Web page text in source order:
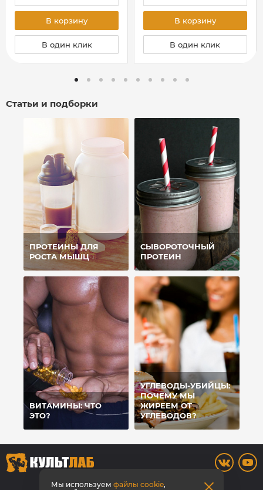
В корзину
В один клик
В корзину
В один клик
Статьи и подборки
ПРОТЕИНЫ ДЛЯ
РОСТА МЫШЦ
СЫВОРОТОЧНЫЙ
ПРОТЕИН
ВИТАМИНЫ: ЧТО
ЭТО?
УГЛЕВОДЫ-УБИЙЦЫ:
ПОЧЕМУ МЫ
ЖИРЕЕМ ОТ
УГЛЕВОДОВ?
8 800 700-42-31
Мы используемфайлы cookie,